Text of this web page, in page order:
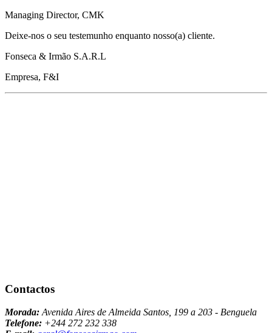
Managing Director, CMK
Deixe-nos o seu testemunho enquanto nosso(a) cliente.
Fonseca & Irmão S.A.R.L
Empresa, F&I
Contactos
Morada: Avenida Aires de Almeida Santos, 199 a 203 - Benguela
Telefone: +244 272 232 338